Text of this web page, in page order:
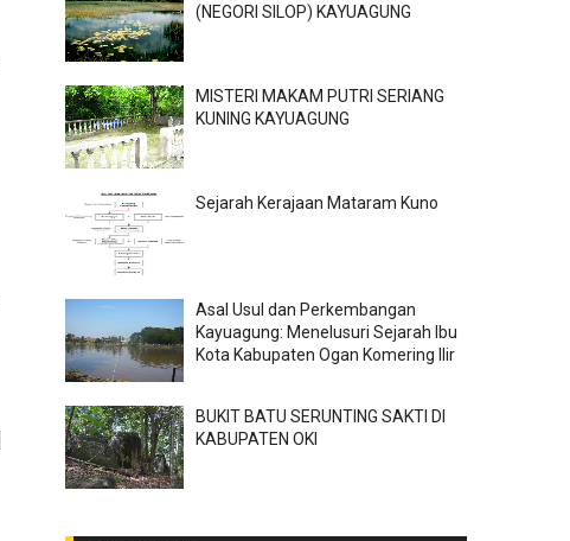
(NEGORI SILOP) KAYUAGUNG
MISTERI MAKAM PUTRI SERIANG
KUNING KAYUAGUNG
Sejarah Kerajaan Mataram Kuno
Asal Usul dan Perkembangan
Kayuagung: Menelusuri Sejarah Ibu
Kota Kabupaten Ogan Komering Ilir
BUKIT BATU SERUNTING SAKTI DI
KABUPATEN OKI